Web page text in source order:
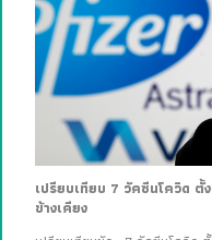
เปรียบเทียบ 7 วัคซีนโควิด
ข้างเคียง